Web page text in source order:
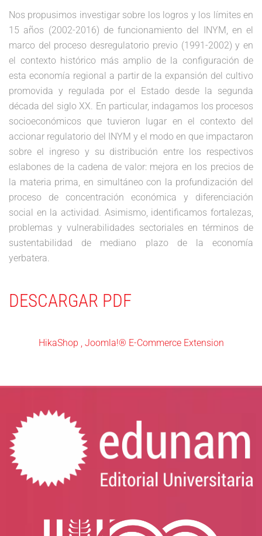
Nos propusimos investigar sobre los logros y los límites en
15 años (2002-2016) de funcionamiento del INYM, en el
marco del proceso desregulatorio previo (1991-2002) y en
el contexto histórico más amplio de la configuración de
esta economía regional a partir de la expansión del cultivo
promovida y regulada por el Estado desde la segunda
década del siglo XX. En particular, indagamos los procesos
socioeconómicos que tuvieron lugar en el contexto del
accionar regulatorio del INYM y el modo en que impactaron
sobre el ingreso y su distribución entre los respectivos
eslabones de la cadena de valor: mejora en los precios de
la materia prima, en simultáneo con la profundización del
proceso de concentración económica y diferenciación
social en la actividad. Asimismo, identificamos fortalezas,
problemas y vulnerabilidades sectoriales en términos de
sustentabilidad de mediano plazo de la economía
yerbatera.
DESCARGAR PDF
HikaShop , Joomla!® E-Commerce Extension